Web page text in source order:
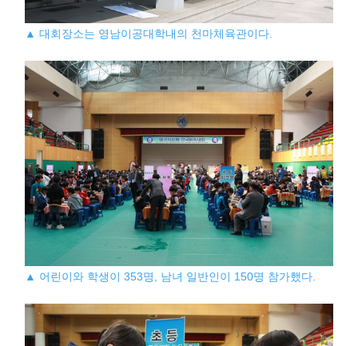
▲ 대회장소는 영남이공대학내의 천마체육관이다.
▲ 어린이와 학생이 353명, 남녀 일반인이 150명 참가했다.